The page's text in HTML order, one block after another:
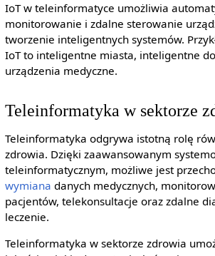
IoT w teleinformatyce umożliwia
monitorowanie i zdalne sterowanie
tworzenie inteligentnych systemów.
IoT to inteligentne miasta, inteligentne
urządzenia medyczne.
Teleinformatyka w sektorze
Teleinformatyka odgrywa istotną rolę
zdrowia. Dzięki zaawansowanym
teleinformatycznym, możliwe jest
wymiana danych medycznych,
pacjentów, telekonsultacje oraz zdalne
leczenie.
Teleinformatyka w sektorze zdrowia